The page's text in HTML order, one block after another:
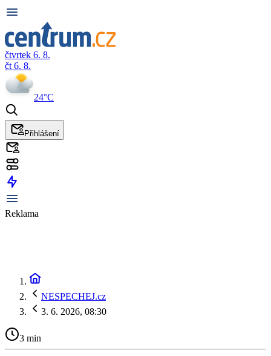
čtvrtek 6. 8.
čt 6. 8.
24°C
Přihlášení
Reklama
NESPECHEJ.cz
3. 6. 2026, 08:30
3 min